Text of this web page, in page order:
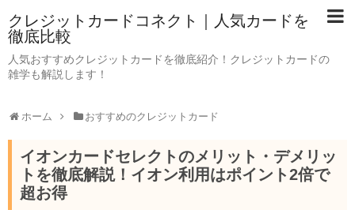
クレジットカードコネクト｜人気カードを
徹底比較
人気おすすめクレジットカードを徹底紹介！クレジットカードの
雑学も解説します！
ホーム おすすめのクレジットカード
イオンカードセレクトのメリット・デメリッ
トを徹底解説！イオン利用はポイント2倍で
超お得